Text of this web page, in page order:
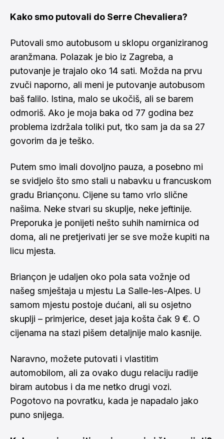
Kako smo putovali do Serre Chevaliera?
Putovali smo autobusom u sklopu organiziranog
aranžmana. Polazak je bio iz Zagreba, a
putovanje je trajalo oko 14 sati. Možda na prvu
zvuči naporno, ali meni je putovanje autobusom
baš falilo. Istina, malo se ukočiš, ali se barem
odmoriš. Ako je moja baka od 77 godina bez
problema izdržala toliki put, tko sam ja da sa 27
govorim da je teško.
Putem smo imali dovoljno pauza, a posebno mi
se svidjelo što smo stali u nabavku u francuskom
gradu Briançonu. Cijene su tamo vrlo slične
našima. Neke stvari su skuplje, neke jeftinije.
Preporuka je ponijeti nešto suhih namirnica od
doma, ali ne pretjerivati jer se sve može kupiti na
licu mjesta.
Briançon je udaljen oko pola sata vožnje od
našeg smještaja u mjestu La Salle-les-Alpes. U
samom mjestu postoje dućani, ali su osjetno
skuplji – primjerice, deset jaja košta čak 9 €. O
cijenama na stazi pišem detaljnije malo kasnije.
Naravno, možete putovati i vlastitim
automobilom, ali za ovako dugu relaciju radije
biram autobus i da me netko drugi vozi.
Pogotovo na povratku, kada je napadalo jako
puno snijega.